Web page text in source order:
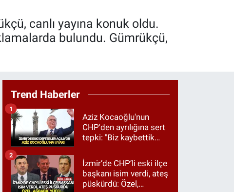
canlı yayına konuk oldu.
bulundu. Gümrükçü,
Trend Haberler
Aziz Kocaoğlu'nun
CHP'den ayrılığına sert
tepki: "Biz kaybettik
etmedik"
1
İzmir’de CHP’li eski ilçe
başkanı isim verdi, ateş
püskürdü: Özel,
2